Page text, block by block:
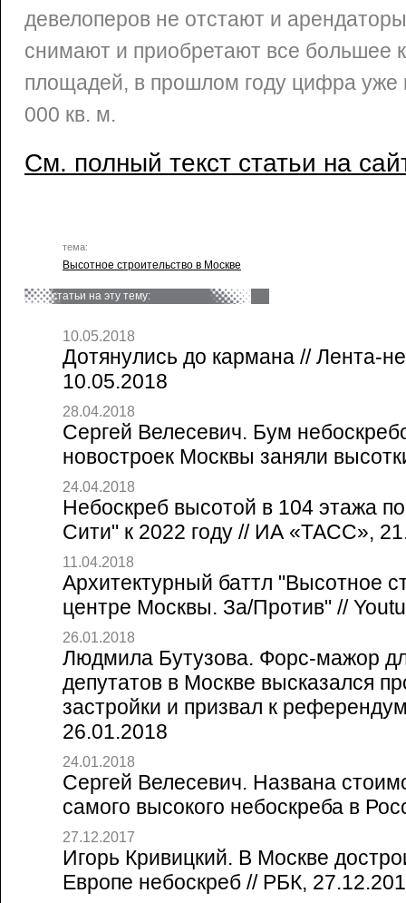
девелоперов не отстают и
снимают и приобретают все большее
площадей, в прошлом году цифра уже
000 кв. м.
См. полный текст статьи на
тема:
Высотное строительство в Москве
статьи на эту тему:
10.05.2018
Дотянулись до кармана // Лента-
10.05.2018
28.04.2018
Сергей Велесевич. Бум
новостроек Москвы заняли
24.04.2018
Небоскреб высотой в 104 этажа
Сити" к 2022 году // ИА «ТАСС»,
11.04.2018
Архитектурный баттл "Высотное
центре Москвы. За/Против" //
26.01.2018
Людмила Бутузова. Форс-мажор
депутатов в Москве высказался
застройки и призвал к
26.01.2018
24.01.2018
Сергей Велесевич. Названа
самого высокого небоскреба в
27.12.2017
Игорь Кривицкий. В Москве
Европе небоскреб // РБК,